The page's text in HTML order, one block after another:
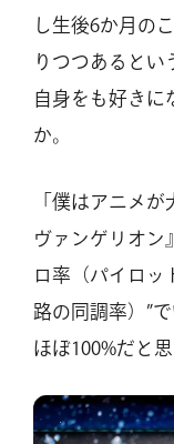
し生後6か月の
りつつあると
自身をも好きに
か。
「僕はアニメ
ヴァンゲリオン
ロ率（パイロッ
路の同調率）”
ほぼ100%だと